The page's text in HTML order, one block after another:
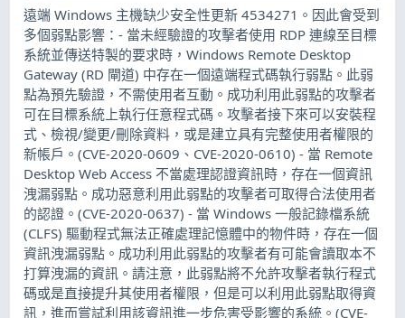
遠端 Windows 主機缺少安全性更新 4534271。因此會受到
多個弱點影響：- 當未經驗證的攻擊者使用 RDP 連線至目標
系統並傳送特製的要求時，Windows Remote Desktop
Gateway (RD 閘道) 中存在一個遠端程式碼執行弱點。此弱
點為預先驗證，不需使用者互動。成功利用此弱點的攻擊者
可在目標系統上執行任意程式碼。攻擊者接下來可以安裝程
式、檢視/變更/刪除資料，或是建立具有完整使用者權限的
新帳戶。(CVE-2020-0609、CVE-2020-0610) - 當 Remote
Desktop Web Access 不當處理認證資訊時，存在一個資訊
洩漏弱點。成功惡意利用此弱點的攻擊者可取得合法使用者
的認證。(CVE-2020-0637) - 當 Windows 一般記錄檔系統
(CLFS) 驅動程式無法正確處理記憶體中的物件時，存在一個
資訊洩漏弱點。成功利用此弱點的攻擊者有可能會讀取本不
打算洩漏的資訊。請注意，此弱點將不允許攻擊者執行程式
碼或是直接提升其使用者權限，但是可以利用此弱點取得資
訊，進而嘗試利用該資訊進一步危害受影響的系統。(CVE-